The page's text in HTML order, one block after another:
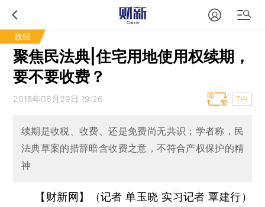
政经
聚焦民法典|住宅用地使用权续期，
要不要收费？
2018年08月29日 19:26 T中
续期是收税、收费、还是免费尚无共识；学者称，民
法典草案的措辞暗含收费之意，不符合产权保护的精
神
【财新网】（记者 单玉晓 实习记者 覃建行）